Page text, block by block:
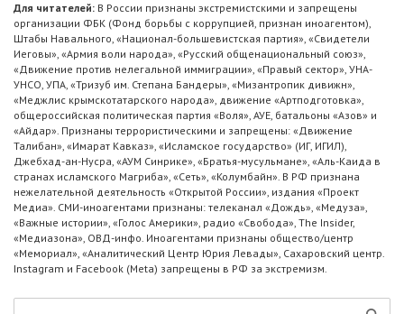
Для читателей: В России признаны экстремистскими и запрещены
организации ФБК (Фонд борьбы с коррупцией, признан иноагентом),
Штабы Навального, «Национал-большевистская партия», «Свидетели
Иеговы», «Армия воли народа», «Русский общенациональный союз»,
«Движение против нелегальной иммиграции», «Правый сектор», УНА-
УНСО, УПА, «Тризуб им. Степана Бандеры», «Мизантропик дивижн»,
«Меджлис крымскотатарского народа», движение «Артподготовка»,
общероссийская политическая партия «Воля», АУЕ, батальоны «Азов» и
«Айдар». Признаны террористическими и запрещены: «Движение
Талибан», «Имарат Кавказ», «Исламское государство» (ИГ, ИГИЛ),
Джебхад-ан-Нусра, «АУМ Синрике», «Братья-мусульмане», «Аль-Каида в
странах исламского Магриба», «Сеть», «Колумбайн». В РФ признана
нежелательной деятельность «Открытой России», издания «Проект
Медиа». СМИ-иноагентами признаны: телеканал «Дождь», «Медуза»,
«Важные истории», «Голос Америки», радио «Свобода», The Insider,
«Медиазона», ОВД-инфо. Иноагентами признаны общество/центр
«Мемориал», «Аналитический Центр Юрия Левады», Сахаровский центр.
Instagram и Facebook (Metа) запрещены в РФ за экстремизм.